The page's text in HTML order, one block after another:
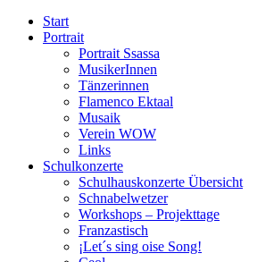
Start
Portrait
Portrait Ssassa
MusikerInnen
Tänzerinnen
Flamenco Ektaal
Musaik
Verein WOW
Links
Schulkonzerte
Schulhauskonzerte Übersicht
Schnabelwetzer
Workshops – Projekttage
Franzastisch
¡Let´s sing oise Song!